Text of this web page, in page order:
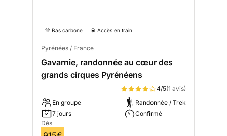
💚 Bas carbone 🚆 Accès en train
Pyrénées / France
Gavarnie, randonnée au cœur des
grands cirques Pyrénéens
4/5(1 avis)
En groupe
7 jours
Randonnée / Trek
Confirmé
Dès